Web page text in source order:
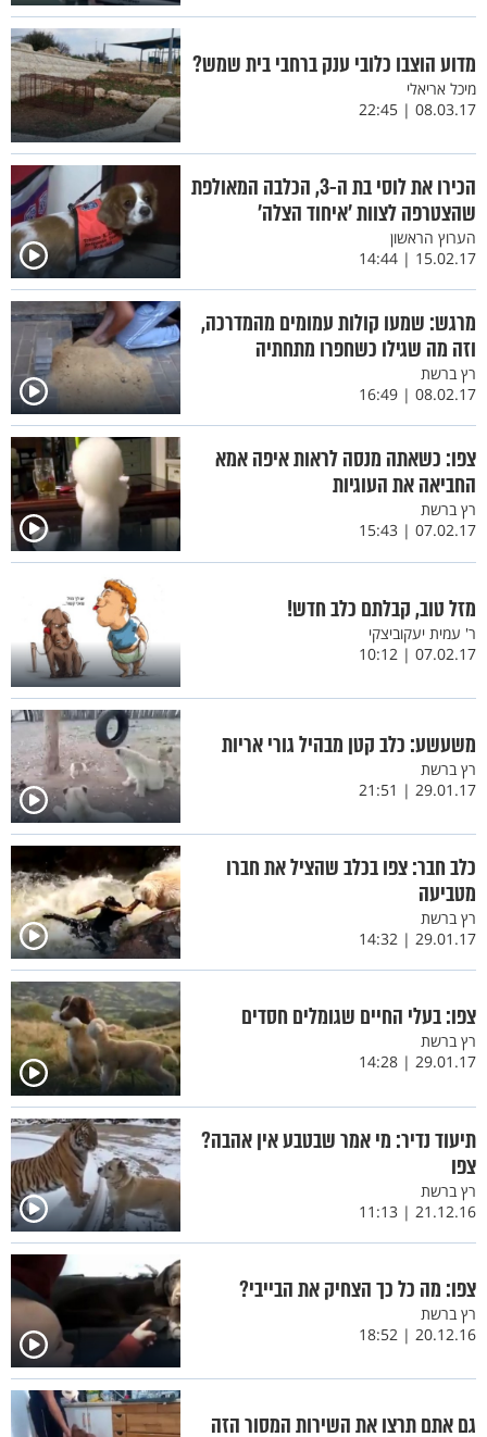
מדוע הוצבו כלובי ענק ברחבי בית שמש?
מיכל אריאלי
08.03.17 | 22:45
הכירו את לוסי בת ה-3, הכלבה המאולפת
שהצטרפה לצוות 'איחוד הצלה'
הערוץ הראשון
15.02.17 | 14:44
מרגש: שמעו קולות עמומים מהמדרכה,
וזה מה שגילו כשחפרו מתחתיה
רץ ברשת
08.02.17 | 16:49
צפו: כשאתה מנסה לראות איפה אמא
החביאה את העוגיות
רץ ברשת
07.02.17 | 15:43
מזל טוב, קבלתם כלב חדש!
ר' עמית יעקוביצקי
07.02.17 | 10:12
משעשע: כלב קטן מבהיל גורי אריות
רץ ברשת
29.01.17 | 21:51
כלב חבר: צפו בכלב שהציל את חברו
מטביעה
רץ ברשת
29.01.17 | 14:32
צפו: בעלי החיים שגומלים חסדים
רץ ברשת
29.01.17 | 14:28
תיעוד נדיר: מי אמר שבטבע אין אהבה?
צפו
רץ ברשת
21.12.16 | 11:13
צפו: מה כל כך הצחיק את הבייבי?
רץ ברשת
20.12.16 | 18:52
גם אתם תרצו את השירות המסור הזה